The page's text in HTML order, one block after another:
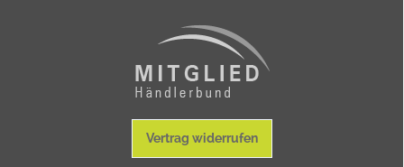
Vertrag widerrufen